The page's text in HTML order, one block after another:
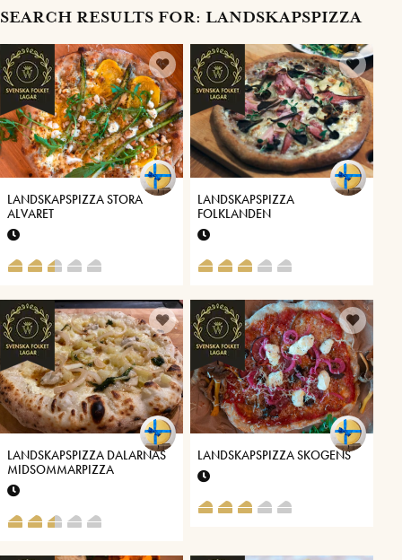
SEARCH RESULTS FOR: LANDSKAPSPIZZA
LANDSKAPSPIZZA STORA
ALVARET
LANDSKAPSPIZZA
FOLKLANDEN
LANDSKAPSPIZZA DALARNAS
MIDSOMMARPIZZA
LANDSKAPSPIZZA SKOGENS